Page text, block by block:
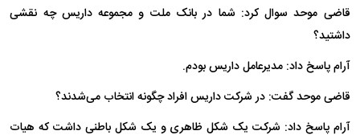
قاضی موحد سوال کرد: شما در بانک ملت و مجموعه داریس چه نقشی
داشتید؟
آرام پاسخ داد: مدیرعامل داریس بودم.
قاضی موحد گفت: در شرکت داریس افراد چگونه انتخاب می‌شدند؟
آرام پاسخ داد: شرکت یک شکل ظاهری و یک شکل باطنی داشت که هیات